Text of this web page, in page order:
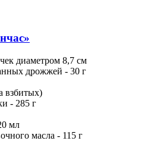
диаметром 8,7 см
дрожжей - 30 г
взбитых)
- 285 г
мл
масла - 115 г